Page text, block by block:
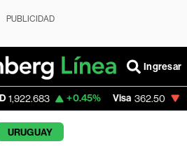
PUBLICIDAD
Ingresar
+0.45% Visa 362.50 -2.15%
URUGUAY